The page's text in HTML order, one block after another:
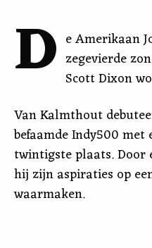
D e Amerikaan
zegevierde
Scott Dixon
Van Kalmthout
befaamde Indy500
twintigste plaats.
hij zijn aspiraties op
waarmaken.